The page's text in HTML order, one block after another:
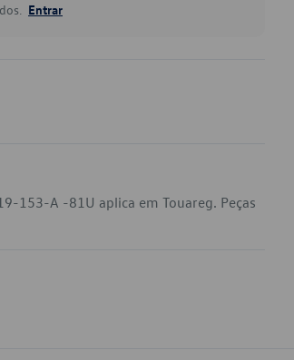
Entrar
153-A -81U aplica em Touareg. Peças